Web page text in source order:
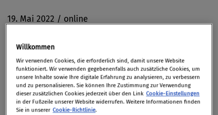
19. Mai 2022 / online
Themen
Einleitung: Compliance im Gesundheitswesen –
Besonderheiten, Herausforderungen
Willkommen
Wir verwenden Cookies, die erforderlich sind, damit unsere Website
funktioniert. Wir verwenden gegebenenfalls auch zusätzliche Cookies, um
unsere Inhalte sowie Ihre digitale Erfahrung zu analysieren, zu verbessern
und zu personalisieren. Sie können Ihre Zustimmung zur Verwendung
dieser zusätzlichen Cookies jederzeit über den Link Cookie-Einstellungen
in der Fußzeile unserer Website widerrufen. Weitere Informationen finden
Sie in unserer Cookie-Richtlinie.